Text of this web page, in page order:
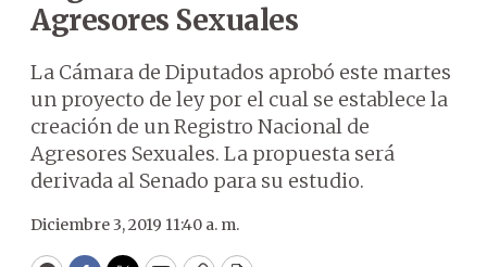
Agresores Sexuales
La Cámara de Diputados aprobó este martes
un proyecto de ley por el cual se establece la
creación de un Registro Nacional de
Agresores Sexuales. La propuesta será
derivada al Senado para su estudio.
Diciembre 3, 2019 11:40 a. m.